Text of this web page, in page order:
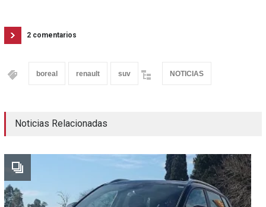
2 comentarios
boreal renault suv NOTICIAS
Noticias Relacionadas